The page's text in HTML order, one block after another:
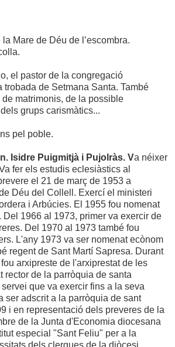
Mare de Déu de l’escombra.
el pastor de la congregació
de Setmana Santa. També
matrimonis, de la possible
grups carismàtics...
pel poble.
Isidre Puigmitjà i Pujolràs. Va néixer
fer els estudis eclesiàstics al
el 21 de març de 1953 a
Déu del Collell. Exercí el ministeri
i Arbúcies. El 1955 fou nomenat
1966 al 1973, primer va exercir de
Del 1970 al 1973 també fou
L'any 1973 va ser nomenat ecònom
regent de Sant Martí Sapresa. Durant
arxipreste de l'arxiprestat de les
rector de la parròquia de santa
que va exercir fins a la seva
ser adscrit a la parròquia de sant
i en representació dels preveres de la
de la Junta d'Economia diocesana
especial "Sant Feliu" per a la
dels clergues de la diòcesi.